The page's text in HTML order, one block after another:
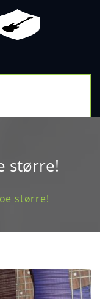
større!
større!